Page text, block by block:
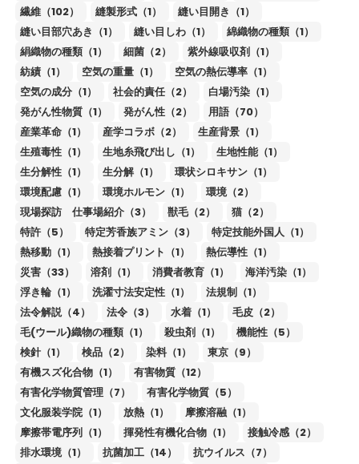
繊維（102）
縫製形式（1）
縫い目開き（1）
縫い目部穴あき（1）
縫い目しわ（1）
綿織物の種類（1）
絹織物の種類（1）
細菌（2）
紫外線吸収剤（1）
紡績（1）
空気の重量（1）
空気の熱伝導率（1）
空気の成分（1）
社会的責任（2）
白場汚染（1）
発がん性物質（1）
発がん性（2）
用語（70）
産業革命（1）
産学コラボ（2）
生産背景（1）
生殖毒性（1）
生地糸飛び出し（1）
生地性能（1）
生分解性（1）
生分解（1）
環状シロキサン（1）
環境配慮（1）
環境ホルモン（1）
環境（2）
現場探訪 仕事場紹介（3）
獣毛（2）
猫（2）
特許（5）
特定芳香族アミン（3）
特定技能外国人（1）
熱移動（1）
熱接着プリント（1）
熱伝導性（1）
災害（33）
溶剤（1） 消費者教育（1）
海洋汚染（1）
浮き輪（1）
洗濯寸法安定性（1）
法規制（1）
法令解説（4）
法令（3） 水着（1）
毛皮（2）
毛(ウール)織物の種類（1）
殺虫剤（1）
機能性（5）
検針（1）
検品（2） 染料（1）
東京（9）
有機スズ化合物（1）
有害物質（12）
有害化学物質管理（7）
有害化学物質（5）
文化服装学院（1）
放熱（1）
摩擦溶融（1）
摩擦帯電序列（1）
揮発性有機化合物（1）
接触冷感（2）
排水環境（1）
抗菌加工（14）
抗ウイルス（7）